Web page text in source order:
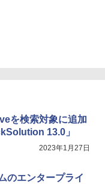
を検索対象に追加
13.0」
2023年1月27日
のエンタープライ